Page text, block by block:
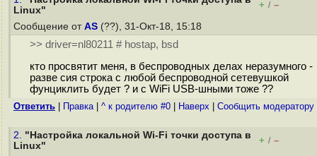
Linux"
+ / –
Сообщение от AS (??), 31-Окт-18, 15:18
>> driver=nl80211 # hostap, bsd
кто просвятит меня, в беспроводных делах неразумного -
разве сия строка с любой беспроводной сетевушкой
фунциклить будет ? и с WiFi USB-шными тоже ??
Ответить Правка| ^ к родителю #0 Наверх Cообщить модератору
2. "Настройка локальной Wi-Fi точки доступа в
Linux"
+ / –